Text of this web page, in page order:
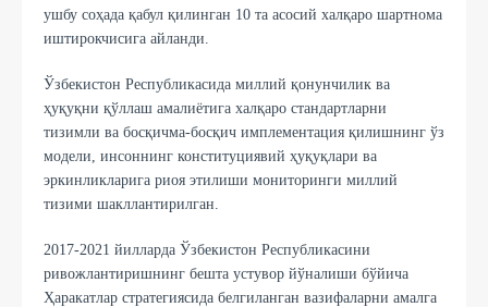
ушбу соҳада қабул қилинган 10 та асосий халқаро шартнома
иштирокчисига айланди.
Ўзбекистон Республикасида миллий қонунчилик ва
ҳуқуқни қўллаш амалиётига халқаро стандартларни
тизимли ва босқичма-босқич имплементация қилишнинг ўз
модели, инсоннинг конституциявий ҳуқуқлари ва
эркинликларига риоя этилиши мониторинги миллий
тизими шакллантирилган.
2017-2021 йилларда Ўзбекистон Республикасини
ривожлантиришнинг бешта устувор йўналиши бўйича
Ҳаракатлар стратегиясида белгиланган вазифаларни амалга